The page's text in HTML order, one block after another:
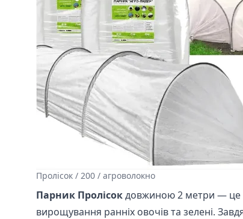
Пролісок / 200 / агроволокно
Парник Пролісокдовжиною 2 метри — це
вирощування ранніх овочів та зелені.